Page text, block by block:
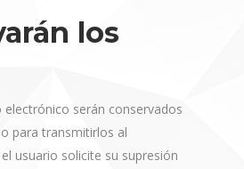
los
serán conservados
para transmitirlos al
usuario solicite su supresión